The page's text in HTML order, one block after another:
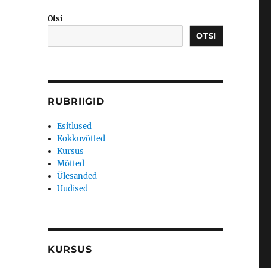
Otsi
OTSI
RUBRIIGID
Esitlused
Kokkuvõtted
Kursus
Mõtted
Ülesanded
Uudised
KURSUS